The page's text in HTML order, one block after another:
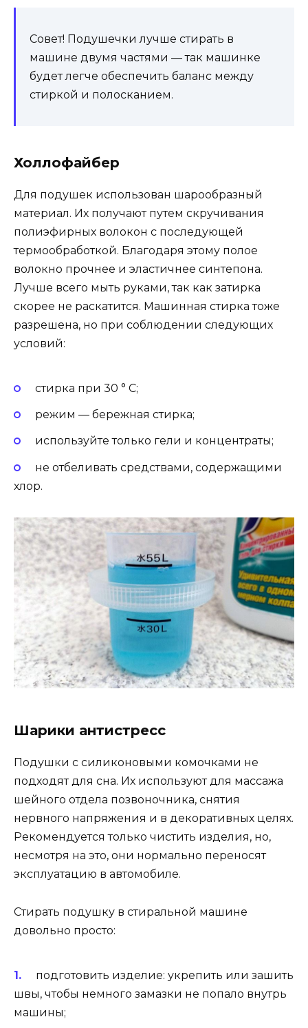
Совет! Подушечки лучше стирать в
машине двумя частями — так машинке
будет легче обеспечить баланс между
стиркой и полосканием.
Холлофайбер
Для подушек использован шарообразный
материал. Их получают путем скручивания
полиэфирных волокон с последующей
термообработкой. Благодаря этому полое
волокно прочнее и эластичнее синтепона.
Лучше всего мыть руками, так как затирка
скорее не раскатится. Машинная стирка тоже
разрешена, но при соблюдении следующих
условий:
стирка при 30 ° C;
режим — бережная стирка;
используйте только гели и концентраты;
не отбеливать средствами, содержащими
хлор.
Шарики антистресс
Подушки с силиконовыми комочками не
подходят для сна. Их используют для массажа
шейного отдела позвоночника, снятия
нервного напряжения и в декоративных целях.
Рекомендуется только чистить изделия, но,
несмотря на это, они нормально переносят
эксплуатацию в автомобиле.
Стирать подушку в стиральной машине
довольно просто:
подготовить изделие: укрепить или зашить
швы, чтобы немного замазки не попало внутрь
машины;